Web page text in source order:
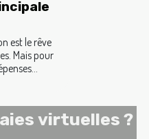
est le rêve
Mais pour
virtuelles ?